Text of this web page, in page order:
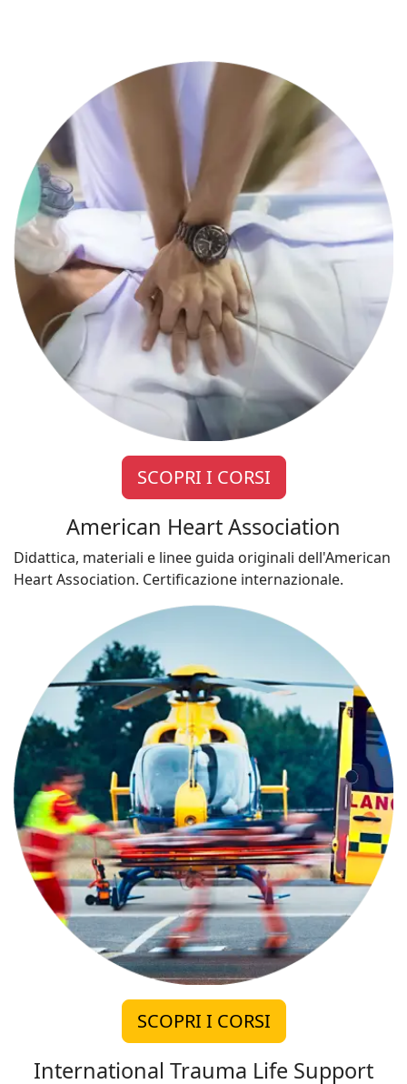
SCOPRI I CORSI
American Heart Association
Didattica, materiali e linee guida originali dell'American
Heart Association. Certificazione internazionale.
SCOPRI I CORSI
International Trauma Life Support